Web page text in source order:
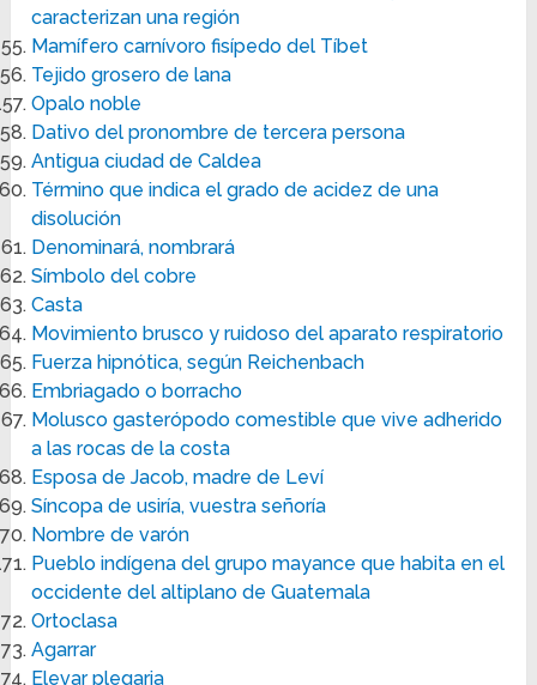
caracterizan una región
Mamífero carnívoro fisípedo del Tíbet
Tejido grosero de lana
Opalo noble
Dativo del pronombre de tercera persona
Antigua ciudad de Caldea
Término que indica el grado de acidez de una
disolución
Denominará, nombrará
Símbolo del cobre
Casta
Movimiento brusco y ruidoso del aparato respiratorio
Fuerza hipnótica, según Reichenbach
Embriagado o borracho
Molusco gasterópodo comestible que vive adherido
a las rocas de la costa
Esposa de Jacob, madre de Leví
Síncopa de usiría, vuestra señoría
Nombre de varón
Pueblo indígena del grupo mayance que habita en el
occidente del altiplano de Guatemala
Ortoclasa
Agarrar
Elevar plegaria